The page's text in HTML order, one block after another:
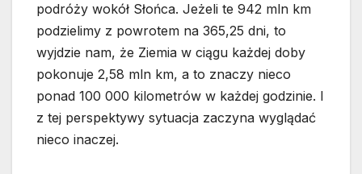
podróży wokół Słońca. Jeżeli te 942 mln km
podzielimy z powrotem na 365,25 dni, to
wyjdzie nam, że Ziemia w ciągu każdej doby
pokonuje 2,58 mln km, a to znaczy nieco
ponad 100 000 kilometrów w każdej godzinie. I
z tej perspektywy sytuacja zaczyna wyglądać
nieco inaczej.